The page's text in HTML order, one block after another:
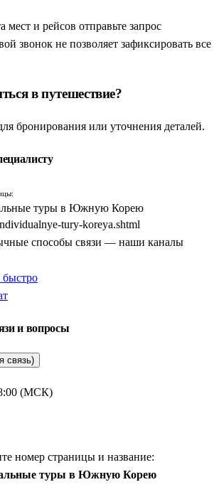
Кёнчжу, Чонджу и древние
обязательным пунктом станет
—Кёнджу,Кёнчжу, а такжеКенчжу).
царства Силла. В индивидуальном туре вы
храм Булгукса и мистический
Маршрут по региону
к истокам национальной
жемчужиной является очаровательный
программах также —
старой Кореи. Именно Чонджу считается
вас в лучшее нетуристическое
дополнят древние столицы государства
начала XX века.
мест и рейсов отправьте запрос
звонок не позволяет зафиксировать все
в путешествие?
бронирования или уточнения деталей.
туры в Южную Корею
tury-koreya.shtml
способы связи — наши каналы
и вопросы
связь)
(МСК)
номер страницы и название:
туры в Южную Корею